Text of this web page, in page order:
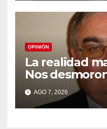
OPINIÓN
La realidad
Nos
intensiones
AGO 7, 2026